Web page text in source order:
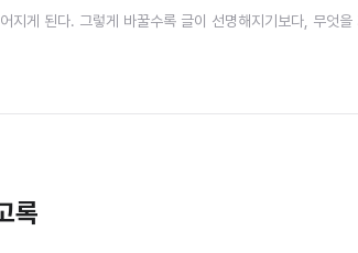
지게 된다. 그렇게 바꿀수록 글이 선명해지기보다, 무엇
록